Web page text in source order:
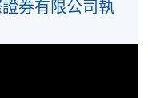
券有限公司執